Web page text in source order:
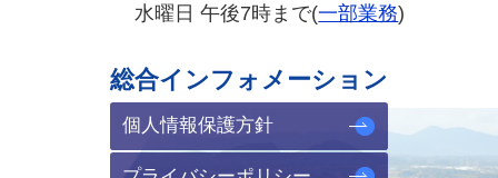
水曜日 午後7時まで(一部業務)
総合インフォメーション
個人情報保護方針